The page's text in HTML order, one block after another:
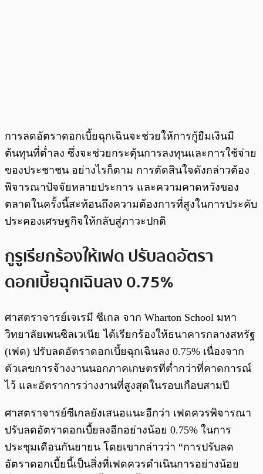
การลดอัตราดอกเบี้ยฉุกเฉินจะช่วยให้การกู้ยืมเงินมี
ต้นทุนที่ต่ำลง ซึ่งจะช่วยกระตุ้นการลงทุนและการใช้จ่าย
ของประชาชน อย่างไรก็ตาม การตัดสินใจดังกล่าวต้อง
พิจารณาปัจจัยหลายประการ และความคาดหวังของ
ตลาดในครั้งนี้สะท้อนถึงความต้องการที่สูงในการประคับ
ประคองเศรษฐกิจให้กลับสู่ภาวะปกติ
กูรูเรียกร้องให้เฟด ปรับลดอัตรา
ดอกเบี้ยฉุกเฉินลง 0.75%
ศาสตราจารย์เจเรมี ซีเกล จาก Wharton School มหา
วิทยาลัยเพนซิลเวเนีย ได้เรียกร้องให้ธนาคารกลางสหรัฐ
(เฟด) ปรับลดอัตราดอกเบี้ยฉุกเฉินลง 0.75% เนื่องจาก
ตัวเลขการจ้างงานนอกภาคเกษตรที่ต่ำกว่าที่คาดการณ์
ไว้ และอัตราการว่างงานที่สูงสุดในรอบเกือบสามปี
ศาสตราจารย์ซีเกลยังเสนอแนะอีกว่า เฟดควรพิจารณา
ปรับลดอัตราดอกเบี้ยลงอีกอย่างน้อย 0.75% ในการ
ประชุมเดือนกันยายน โดยเขากล่าวว่า “การปรับลด
อัตราดอกเบี้ยนี้เป็นสิ่งที่เฟดควรดำเนินการอย่างน้อย